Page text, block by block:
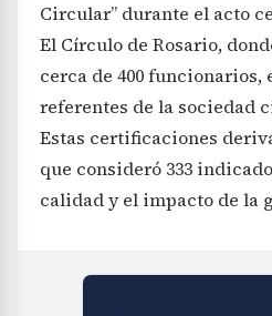
Circular” durante el acto
El Círculo de Rosario,
cerca de 400 funcionarios,
referentes de la sociedad
Estas certificaciones
que consideró 333
calidad y el impacto de la